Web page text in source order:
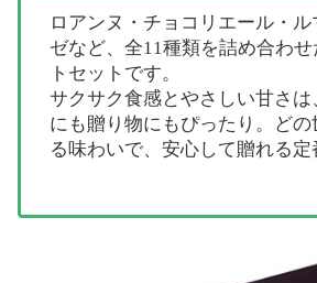
ロアンヌ・チョコリエール・
ゼなど、全11種類を詰め合わ
トセットです。
サクサク食感とやさしい甘さ
にも贈り物にもぴったり。ど
る味わいで、安心して贈れる定